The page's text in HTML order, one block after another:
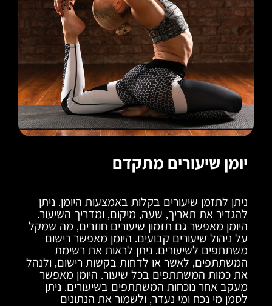
יומן שיעורים מתקדם
ניתן לתזמן שיעורים בקלות באמצעות היומן. ניתן
להגדיר את תאריך, שעה, מיקום, ומדריך השיעור.
היומן מאפשר גם תזמון שיעורים חוזרים, מה שמקל
על ניהול שיעורים קבועים. היומן מאפשר רישום
משתתפים לשיעורים. ניתן לראות את רשימת
המשתתפים, לאשר או לדחות בקשות רישום, ולנהל
את כמות המשתתפים בכל שיעור. היומן מאפשר
מעקב אחר נוכחות המשתתפים בשיעורים. ניתן
לסמן מי נכח ומי נעדר, ולשמור את הנתונים